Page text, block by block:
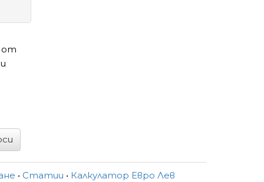
от
• Статии • Калкулатор Евро Лев